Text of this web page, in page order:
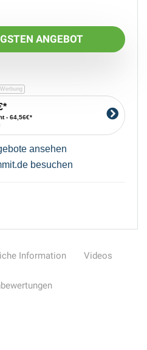
ANGEBOT
- 64,56€
ansehen
besuchen
Information Videos